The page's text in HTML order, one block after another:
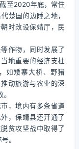
至2020年底，常住
楚国的边陲之地，
时改设保靖厅，民
作物，同时发展了
地重要的经济支柱
如矮寨大桥、野猪
动旅游与农业的深
，境内有多条省道
，保靖县还开通了
贫攻坚战中取得了
。